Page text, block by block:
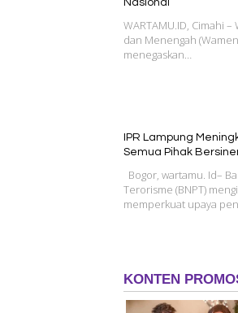
WARTAMU.ID, Cimahi
dan Menengah
menegaskan…
IPR Lampung
Semua Pihak
Bogor, wartamu. Id–
Terorisme (BNPT)
memperkuat upaya